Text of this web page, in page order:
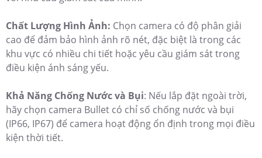
Chất Lượng Hình Ảnh: Chọn camera có độ phân giải
cao để đảm bảo hình ảnh rõ nét, đặc biệt là trong các
khu vực có nhiều chi tiết hoặc yêu cầu giám sát trong
điều kiện ánh sáng yếu.
Khả Năng Chống Nước và Bụi: Nếu lắp đặt ngoài trời,
hãy chọn camera Bullet có chỉ số chống nước và bụi
(IP66, IP67) để camera hoạt động ổn định trong mọi điều
kiện thời tiết.